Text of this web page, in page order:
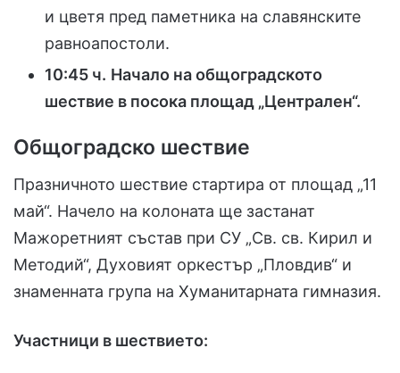
и цветя пред паметника на славянските
равноапостоли.
10:45 ч. Начало на общоградското
шествие в посока площад „Централен“.
Общоградско шествие
Празничното шествие стартира от площад „11
май“. Начело на колоната ще застанат
Мажоретният състав при СУ „Св. св. Кирил и
Методий“, Духовият оркестър „Пловдив“ и
знаменната група на Хуманитарната гимназия.
Участници в шествието: